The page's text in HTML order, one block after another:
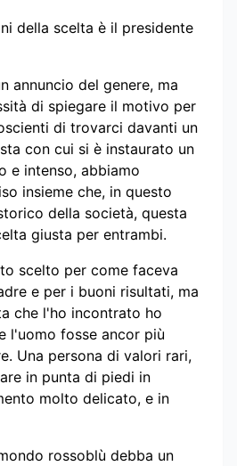
della scelta è il presidente
annuncio del genere, ma
di spiegare il motivo per
di trovarci davanti un
con cui si è instaurato un
e intenso, abbiamo
insieme che, in questo
della società, questa
giusta per entrambi.
scelto per come faceva
e per i buoni risultati, ma
che l'ho incontrato ho
l'uomo fosse ancor più
Una persona di valori rari,
in punta di piedi in
molto delicato, e in
rossoblù debba un